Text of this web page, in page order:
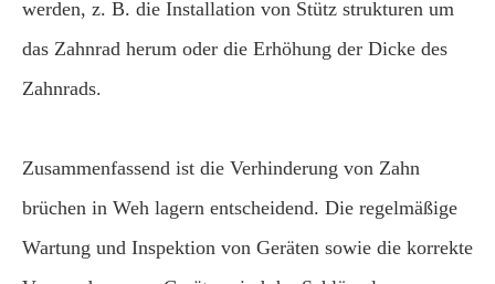
werden, z. B. die Installation von Stütz strukturen um
das Zahnrad herum oder die Erhöhung der Dicke des
Zahnrads.
Zusammenfassend ist die Verhinderung von Zahn
brüchen in Weh lagern entscheidend. Die regelmäßige
Wartung und Inspektion von Geräten sowie die korrekte